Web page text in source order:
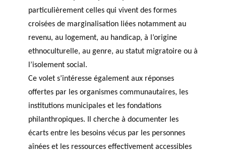
particulièrement celles qui vivent des formes
croisées de marginalisation liées notamment au
revenu, au logement, au handicap, à l’origine
ethnoculturelle, au genre, au statut migratoire ou à
l’isolement social.
Ce volet s’intéresse également aux réponses
offertes par les organismes communautaires, les
institutions municipales et les fondations
philanthropiques. Il cherche à documenter les
écarts entre les besoins vécus par les personnes
aînées et les ressources effectivement accessibles